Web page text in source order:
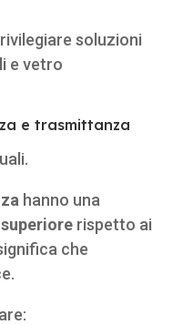
soluzioni
e vetro
e trasmittanza
hanno una
rispetto ai
che